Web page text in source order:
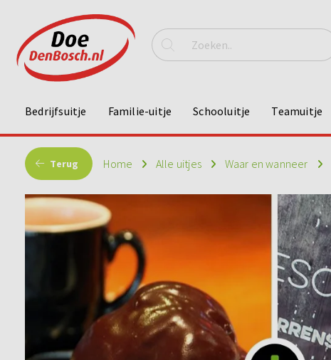
Bedrijfsuitje Familie-uitje Schooluitje Teamuitje
Terug Home Alle uitjes Waar en wanneer